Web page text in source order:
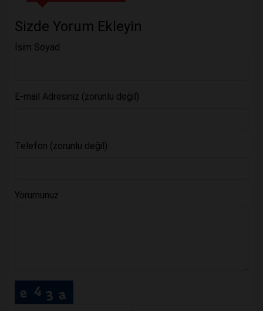
Sizde Yorum Ekleyin
İsim Soyad
E-mail Adresiniz (zorunlu değil)
Telefon (zorunlu değil)
Yorumunuz